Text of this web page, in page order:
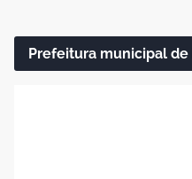
Prefeitura municipal de